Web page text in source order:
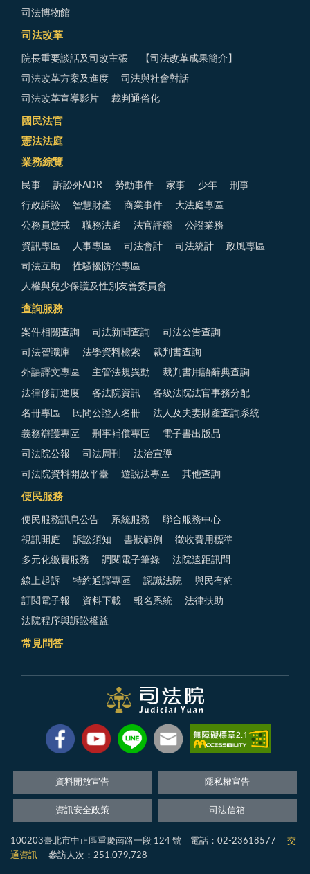
司法博物館
司法改革
院長重要談話及司改主張 【司法改革成果簡介】
司法改革方案及進度 司法與社會對話
司法改革宣導影片 裁判通俗化
國民法官
憲法法庭
業務綜覽
民事 訴訟外ADR 勞動事件 家事 少年 刑事
行政訴訟 智慧財產 商業事件 大法庭專區
公務員懲戒 職務法庭 法官評鑑 公證業務
資訊專區 人事專區 司法會計 司法統計 政風專區
司法互助 性騷擾防治專區
人權與兒少保護及性別友善委員會
查詢服務
案件相關查詢 司法新聞查詢 司法公告查詢
司法智識庫 法學資料檢索 裁判書查詢
外語譯文專區 主管法規異動 裁判書用語辭典查詢
法律修訂進度 各法院資訊 各級法院法官事務分配
名冊專區 民間公證人名冊 法人及夫妻財產查詢系統
義務辯護專區 刑事補償專區 電子書出版品
司法院公報 司法周刊 法治宣導
司法院資料開放平臺 遊說法專區 其他查詢
便民服務
便民服務訊息公告 系統服務 聯合服務中心
視訊開庭 訴訟須知 書狀範例 徵收費用標準
多元化繳費服務 調閱電子筆錄 法院遠距訊問
線上起訴 特約通譯專區 認識法院 與民有約
訂閱電子報 資料下載 報名系統 法律扶助
法院程序與訴訟權益
常見問答
資料開放宣告 隱私權宣告
資訊安全政策 司法信箱
100203臺北市中正區重慶南路一段 124 號 電話：02-23618577
交
通資訊
參訪人次：251,079,728